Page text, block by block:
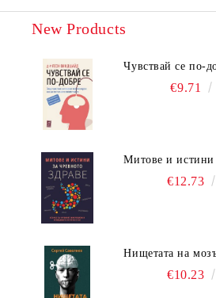
New Products
Чувствай се по-
€9.71
Митове и истини
€12.73
Нищетата на
€10.23